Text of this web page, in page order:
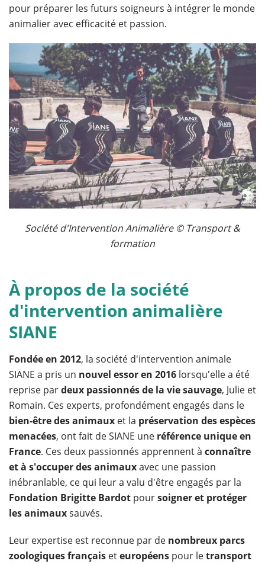
pour préparer les futurs soigneurs à intégrer le monde
animalier avec efficacité et passion.
Société d'Intervention Animalière © Transport &
formation
À propos de la société
d'intervention animalière
SIANE
Fondée en 2012, la société d'intervention animale
SIANE a pris un nouvel essor en 2016 lorsqu'elle a été
reprise pardeux passionnés de la vie sauvage, Julie et
Romain. Ces experts, profondément engagés dans le
bien-être des animaux et la préservation des espèces
menacées, ont fait de SIANE une référence unique en
France. Ces deux passionnés apprennent à connaître
et à s'occuper des animauxavec une passion
inébranlable, ce qui leur a valu d'être engagés par la
Fondation Brigitte Bardot poursoigner et protéger
les animauxsauvés.
Leur expertise est reconnue par de nombreux parcs
zoologiques français eteuropéens pour letransport